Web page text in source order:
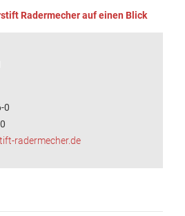
Radermecher auf einen Blick
0
radermecher.de